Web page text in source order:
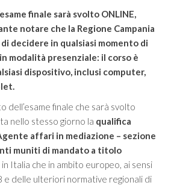
finale sarà svolto ONLINE,
notare che la Regione Campania
decidere in qualsiasi momento di
modalità presenziale: il corso è
dispositivo, inclusi computer,
dell’esame finale che sarà svolto
nello stesso giorno la qualifica
affari in mediazione – sezione
muniti di mandato a titolo
in Italia che in ambito europeo, ai sensi
e delle ulteriori normative regionali di